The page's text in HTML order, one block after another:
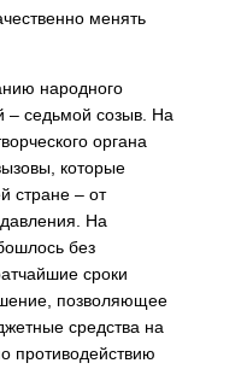
менять
народного
– седьмой созыв. На
органа
которые
стране – от
На
без
сроки
позволяющее
средства на
противодействию